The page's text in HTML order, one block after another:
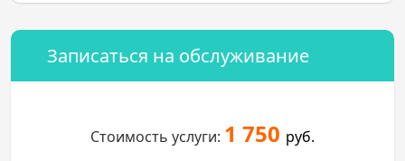
Записаться на обслуживание
Стоимость услуги: 1 750 руб.